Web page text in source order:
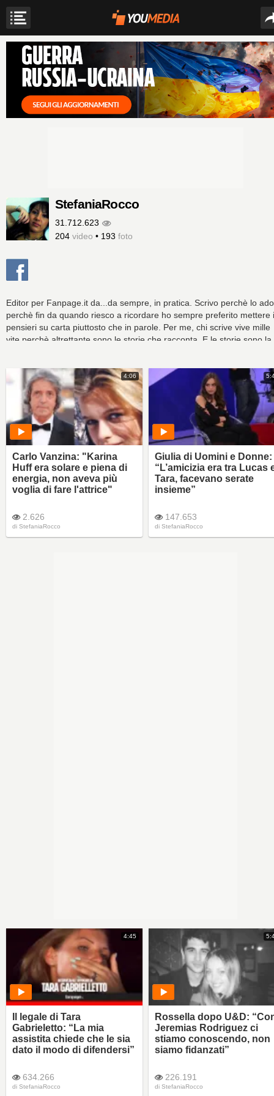
StefaniaRocco
31.712.623
204 video • 193 foto
Editor per Fanpage.it da...da sempre, in pratica. Scrivo perchè lo
perchè fin da quando riesco a ricordare ho sempre preferito mettere i
pensieri su carta piuttosto che in parole. Per me, chi scrive vive mille
vite perchè altrettante sono le storie che racconta. E le storie sono la
4:06
Carlo Vanzina: "Karina
Huff era solare e piena di
energia, non aveva più
voglia di fare l'attrice"
2.626
di StefaniaRocco
Giulia di Uomini e Donne:
“L’amicizia era tra Lucas
Tara, facevano serate
insieme”
147.653
di StefaniaRocco
4:45
Il legale di Tara
Gabrieletto: “La mia
assistita chiede che le sia
dato il modo di difendersi”
634.266
di StefaniaRocco
Rossella dopo U&D:
Jeremias Rodriguez ci
stiamo conoscendo, non
siamo fidanzati”
226.191
di StefaniaRocco